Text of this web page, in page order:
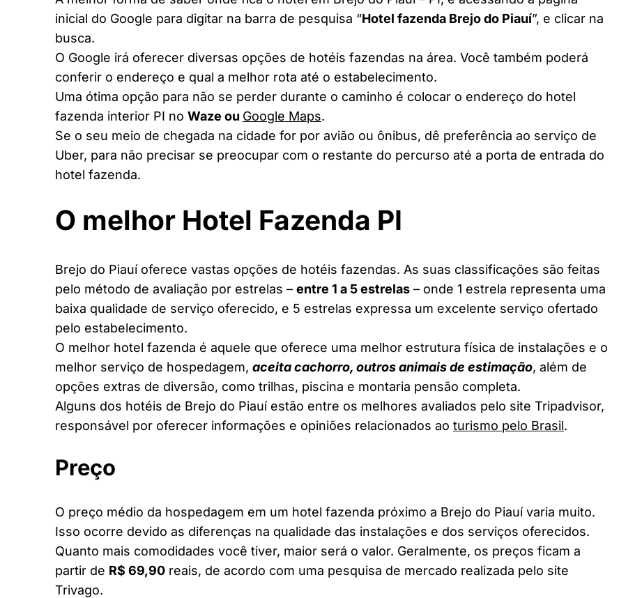
inicial do Google para digitar na barra de pesquisa “Hotel fazenda Brejo do Piauí”, e clicar na
busca.
O Google irá oferecer diversas opções de hotéis fazendas na área. Você também poderá
conferir o endereço e qual a melhor rota até o estabelecimento.
Uma ótima opção para não se perder durante o caminho é colocar o endereço do hotel
fazenda interior PI no Waze ou Google Maps.
Se o seu meio de chegada na cidade for por avião ou ônibus, dê preferência ao serviço de
Uber, para não precisar se preocupar com o restante do percurso até a porta de entrada do
hotel fazenda.
O melhor Hotel Fazenda PI
Brejo do Piauí oferece vastas opções de hotéis fazendas. As suas classificações são feitas
pelo método de avaliação por estrelas – entre 1 a 5 estrelas – onde 1 estrela representa uma
baixa qualidade de serviço oferecido, e 5 estrelas expressa um excelente serviço ofertado
pelo estabelecimento.
O melhor hotel fazenda é aquele que oferece uma melhor estrutura física de instalações e o
melhor serviço de hospedagem, aceita cachorro, outros animais de estimação, além de
opções extras de diversão, como trilhas, piscina e montaria pensão completa.
Alguns dos hotéis de Brejo do Piauí estão entre os melhores avaliados pelo site Tripadvisor,
responsável por oferecer informações e opiniões relacionados ao turismo pelo Brasil.
Preço
O preço médio da hospedagem em um hotel fazenda próximo a Brejo do Piauí varia muito.
Isso ocorre devido as diferenças na qualidade das instalações e dos serviços oferecidos.
Quanto mais comodidades você tiver, maior será o valor. Geralmente, os preços ficam a
partir de R$ 69,90 reais, de acordo com uma pesquisa de mercado realizada pelo site
Trivago.